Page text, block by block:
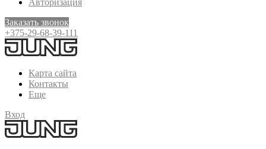
Авторизация
Заказать звонок
+375-29-68-39-111
Карта сайта
Контакты
Еще
Вход